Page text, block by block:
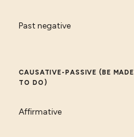
Past negative
CAUSATIVE-PASSIVE (BE MADE
TO DO)
Affirmative